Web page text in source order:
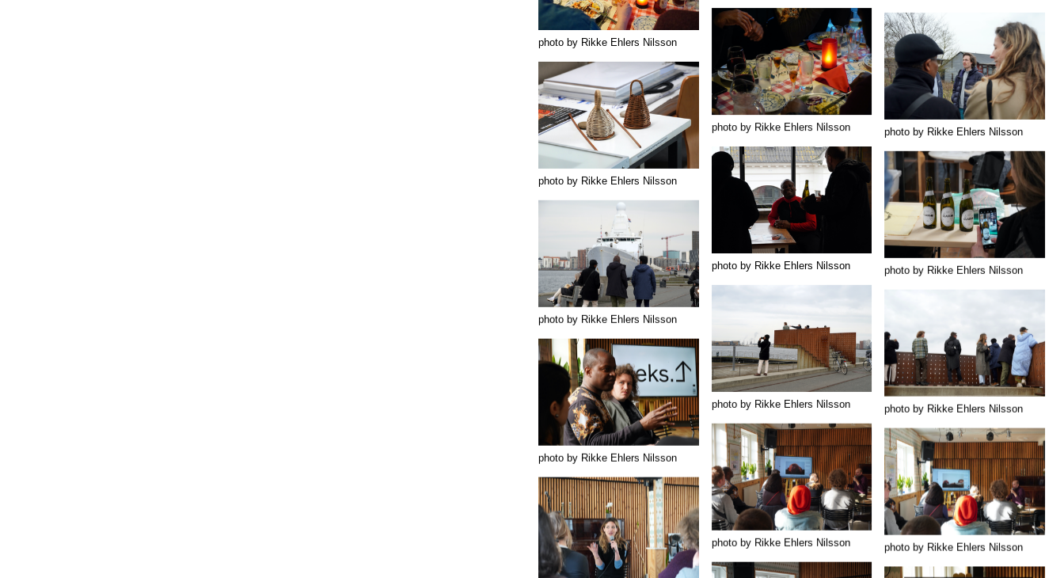
photo by Rikke Ehlers Nilsson
photo by Rikke Ehlers Nilsson photo by Rikke Ehlers Nilsson
photo by Rikke Ehlers Nilsson
photo by Rikke Ehlers Nilsson photo by Rikke Ehlers Nilsson
photo by Rikke Ehlers Nilsson
photo by Rikke Ehlers Nilsson photo by Rikke Ehlers Nilsson
photo by Rikke Ehlers Nilsson
photo by Rikke Ehlers Nilsson photo by Rikke Ehlers Nilsson